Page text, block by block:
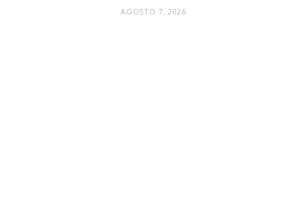
AGOSTO 7, 2026